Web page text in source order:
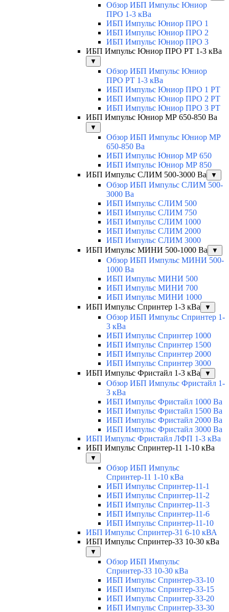
Обзор ИБП Импульс Юниор
ПРО 1-3 кВа
ИБП Импульс Юниор ПРО 1
ИБП Импульс Юниор ПРО 2
ИБП Импульс Юниор ПРО 3
ИБП Импульс Юниор ПРО РТ 1-3 кВа
▼
Обзор ИБП Импульс Юниор
ПРО РТ 1-3 кВа
ИБП Импульс Юниор ПРО 1 РТ
ИБП Импульс Юниор ПРО 2 РТ
ИБП Импульс Юниор ПРО 3 РТ
ИБП Импульс Юниор МР 650-850 Ва
▼
Обзор ИБП Импульс Юниор МР
650-850 Ва
ИБП Импульс Юниор МР 650
ИБП Импульс Юниор МР 850
ИБП Импульс СЛИМ 500-3000 Ва
▼
Обзор ИБП Импульс СЛИМ 500-
3000 Ва
ИБП Импульс СЛИМ 500
ИБП Импульс СЛИМ 750
ИБП Импульс СЛИМ 1000
ИБП Импульс СЛИМ 2000
ИБП Импульс СЛИМ 3000
ИБП Импульс МИНИ 500-1000 Ва
▼
Обзор ИБП Импульс МИНИ 500-
1000 Ва
ИБП Импульс МИНИ 500
ИБП Импульс МИНИ 700
ИБП Импульс МИНИ 1000
ИБП Импульс Спринтер 1-3 кВа
▼
Обзор ИБП Импульс Спринтер 1-
3 кВа
ИБП Импульс Спринтер 1000
ИБП Импульс Спринтер 1500
ИБП Импульс Спринтер 2000
ИБП Импульс Спринтер 3000
ИБП Импульс Фристайл 1-3 кВа
▼
Обзор ИБП Импульс Фристайл 1-
3 кВа
ИБП Импульс Фристайл 1000 Ва
ИБП Импульс Фристайл 1500 Ва
ИБП Импульс Фристайл 2000 Ва
ИБП Импульс Фристайл 3000 Ва
ИБП Импульс Фристайл ЛФП 1-3 кВа
ИБП Импульс Спринтер-11 1-10 кВа
▼
Обзор ИБП Импульс
Спринтер-11 1-10 кВа
ИБП Импульс Спринтер-11-1
ИБП Импульс Спринтер-11-2
ИБП Импульс Спринтер-11-3
ИБП Импульс Спринтер-11-6
ИБП Импульс Спринтер-11-10
ИБП Импульс Спринтер-31 6-10 кВА
ИБП Импульс Спринтер-33 10-30 кВа
▼
Обзор ИБП Импульс
Спринтер-33 10-30 кВа
ИБП Импульс Спринтер-33-10
ИБП Импульс Спринтер-33-15
ИБП Импульс Спринтер-33-20
ИБП Импульс Спринтер-33-30